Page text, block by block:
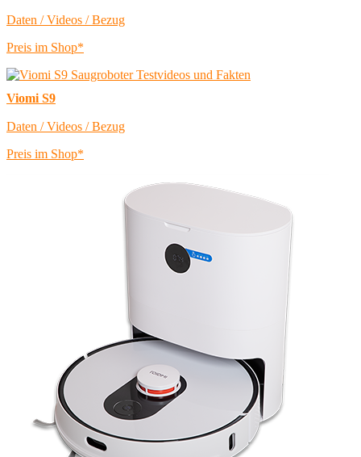
Daten / Videos / Bezug
Preis im Shop*
Viomi S9
Daten / Videos / Bezug
Preis im Shop*